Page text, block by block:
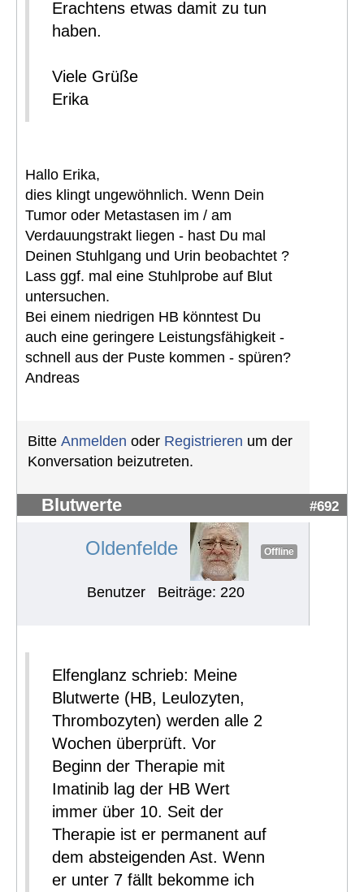
Erachtens etwas damit zu tun
haben.
Viele Grüße
Erika
Hallo Erika,
dies klingt ungewöhnlich. Wenn Dein
Tumor oder Metastasen im / am
Verdauungstrakt liegen - hast Du mal
Deinen Stuhlgang und Urin beobachtet ?
Lass ggf. mal eine Stuhlprobe auf Blut
untersuchen.
Bei einem niedrigen HB könntest Du
auch eine geringere Leistungsfähigkeit -
schnell aus der Puste kommen - spüren?
Andreas
Bitte Anmelden oder Registrieren um der
Konversation beizutreten.
Blutwerte #692
Oldenfelde Offline
Benutzer Beiträge: 220
Elfenglanz schrieb: Meine
Blutwerte (HB, Leulozyten,
Thrombozyten) werden alle 2
Wochen überprüft. Vor
Beginn der Therapie mit
Imatinib lag der HB Wert
immer über 10. Seit der
Therapie ist er permanent auf
dem absteigenden Ast. Wenn
er unter 7 fällt bekomme ich